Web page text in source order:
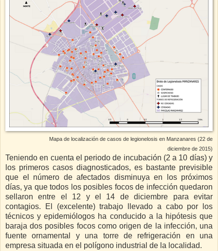
Mapa de localización de casos de legionelosis en Manzanares (22 de
diciembre de 2015)
Teniendo en cuenta el periodo de incubación (2 a 10 días) y
los primeros casos diagnosticados, es bastante previsible
que el número de afectados disminuya en los próximos
días, ya que todos los posibles focos de infección quedaron
sellaron entre el 12 y el 14 de diciembre para evitar
contagios. El (excelente) trabajo llevado a cabo por los
técnicos y epidemiólogos ha conducido a la hipótesis que
baraja dos posibles focos como origen de la infección, una
fuente ornamental y una torre de refrigeración en una
empresa situada en el polígono industrial de la localidad.